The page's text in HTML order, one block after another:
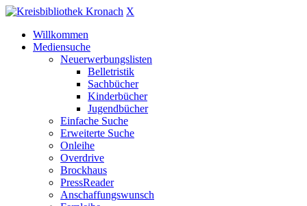
X
Willkommen
Mediensuche
Neuerwerbungslisten
Belletristik
Sachbücher
Kinderbücher
Jugendbücher
Einfache Suche
Erweiterte Suche
Onleihe
Overdrive
Brockhaus
PressReader
Anschaffungswunsch